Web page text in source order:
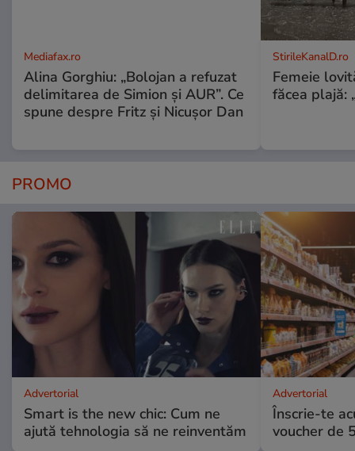
Mediafax.ro
Alina Gorghiu: „Bolojan a refuzat
delimitarea de Simion și AUR”. Ce
spune despre Fritz și Nicușor Dan
StirileKanalD.ro
Femeie
făcea plajă:
PROMO
Advertorial
Smart is the new chic: Cum ne
ajută tehnologia să ne reinventăm
Advertorial
Înscrie-te
voucher de